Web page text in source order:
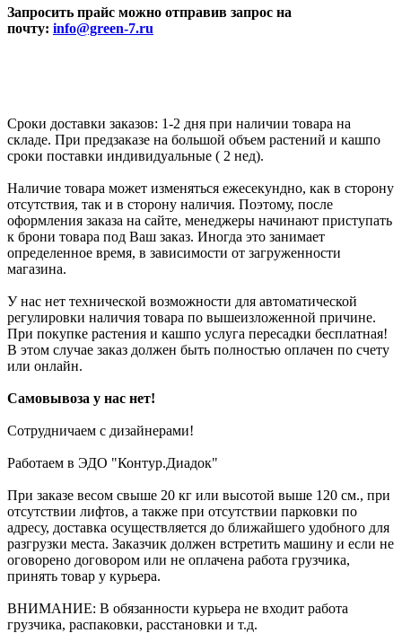
Запросить прайс можно отправив запрос на
почту: info@green-7.ru
Сроки доставки заказов: 1-2 дня при наличии товара на
складе. При предзаказе на большой объем растений и кашпо
сроки поставки индивидуальные ( 2 нед).
Наличие товара может изменяться ежесекундно, как в сторону
отсутствия, так и в сторону наличия. Поэтому, после
оформления заказа на сайте, менеджеры начинают приступать
к брони товара под Ваш заказ. Иногда это занимает
определенное время, в зависимости от загруженности
магазина.
У нас нет технической возможности для автоматической
регулировки наличия товара по вышеизложенной причине.
При покупке растения и кашпо услуга пересадки бесплатная!
В этом случае заказ должен быть полностью оплачен по счету
или онлайн.
Самовывоза у нас нет!
Сотрудничаем с дизайнерами!
Работаем в ЭДО "Контур.Диадок"
При заказе весом свыше 20 кг или высотой выше 120 см., при
отсутствии лифтов, а также при отсутствии парковки по
адресу, доставка осуществляется до ближайшего удобного для
разгрузки места. Заказчик должен встретить машину и если не
оговорено договором или не оплачена работа грузчика,
принять товар у курьера.
ВНИМАНИЕ: В обязанности курьера не входит работа
грузчика, распаковки, расстановки и т.д.